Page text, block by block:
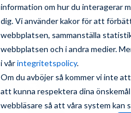
information om hur du interagerar
dig. Vi använder kakor för att
webbplatsen, sammanställa
webbplatsen och i andra medier.
i vårintegritetspolicy.
Om du avböjer så kommer vi inte
att kunna respektera dina
webbläsare så att våra system kan